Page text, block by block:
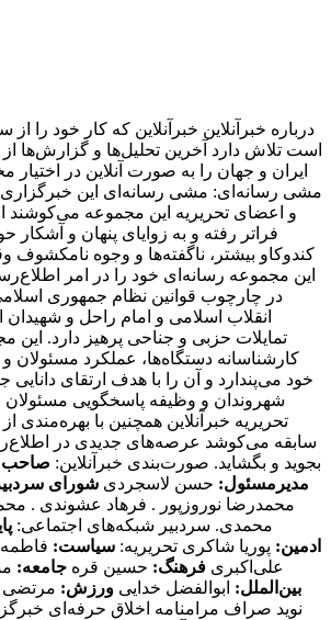
است تلاش دارد آخرین تحلیل‌ها و گزارش‌ها از
ایران و جهان را به صورت آنلاین در اختیار
مشی رسانه‌ای: مشی رسانه‌ای این
و اعضای تحریریه این مجموعه می‌کوشند
فراتر رفته و به زوایای پنهان و
کندوکاو بیشتر، ناگفته‌ها و وجوه نامکشوف
این مجموعه رسانه‌ای خود را در امر
در چارچوب قوانین نظام جمهوری
انقلاب اسلامی و امام راحل و شهیدان
تمایلات حزبی و جناحی پرهیز دارد. این
کارشناسانه دستگاه‌ها، عملکرد مسئولان
خود می‌پندارد و آن را با هدف ارتقای
شهروندان و وظیفه پاسخگویی مسئولان
تحریریه خبرآنلاین همچنین با بهره‌مندی
سابقه می‌کوشد عرصه‌های جدیدی در
بجوید و بگشاید. صورت‌بندی خبرآنلاین: صاحب
مدیرمسئول: حسن لاسجردی شورای
محمدرضا نوروزپور . فرهاد عشوندی .
محمدی. سردبیر شبکه‌های اجتماعی:
ادمین: پوریا شاکری تحریریه: سیاست:
علی‌اکبری فرهنگ: حسین قره جامعه:
بین‌الملل: ابوالفضل خدایی ورزش: مرتضی
نوید صراف مرامنامه اخلاق حرفه‌ای خبرگزاری خبرآنلاین اعضای تحریریه «خبرآنلاین»، اعم از خبرنگاران، نویسندگان، عکاسان، دبیران و سردبیران، مجموعه اصول و معیارهای اخلاقی حرفه‌ای را با توجه به استانداردهای ‌این حرفه، به عنوان اصول اخلاقی خویش تلقی می‌کنند و رعایت آن را به عنوان مبانی مشترک حرفه‌ای وظیفه خود می‌دانند. این مرامنامه مقررات اداری یا مسائل انضباطی خبرآنلاین نیست، بلکه تنها اصول اخلاقی را تبیین می‌کند که روزنامه‌نگاران خبرآنلاین با رعایت آن، استقلال، اعتبار و درستکاری رسانه و مسئولیت‌ها و تحقق وظایف خود را تضمین می‌کنند. علاوه بر این، قانون مطبوعات و سایر قوانین مرتبط با فعالیت‌های رسانه‌ای نصب العین خبرآنلاین است. ۱. وظیفه آگاهی‌بخشی در راس وظایف حرفه روزنامه‌نگاری قرار گرفته است. انصاف و بی‌غرضی روزنامه‌نگار، خودداری وی از تبلیغ سیاسی و بازرگانی و مقاومت در برابر دیگر کانون‌های فشار، اصل خدشه‌ناپذیر روزنامه‌نگاران فعال در خبرآنلاین است. ۲. «خبرآنلاین» خود را متعهد می‌داند که با رعایت مفاد مرامنامه اخلاقی کلیه آحاد جامعه را مخاطب خود بداند و همواره در چارچوب قانون اساسی به اصول دینی و معتقدات مذهبی و آداب و سنن گروه‌های مختلف قومی و فرهنگی، احترام بگذارد. ۳. روزنامه‌نگاران خبرآنلاین در انجام وظایف حرفه‌ای خویش نه تنها در برابر صاحبان و مدیران موسسه بلکه در برابر خوانندگان و منافع و مصالح جامعه مسئولیت دارند.‌ این مسئولیت اجتماعی‌ ایجاب می‌کند اطلاعات کامل و به روز برای عموم با حفظ آزادی اطلاعات به منظور احقاق حق دسترسی به اطلاعات ارائه شود. ۴. وظیفه کسانی که وقایع مربوط به هر موضوع را شرح می‌دهند یا تفسیر می‌کنند این است که دانش لازم را درباره آن موضوع به نحوی که گزارش‌دهی و تفسیر به صورت دقیق و منصفانه امکان‌پذیر باشد کسب کنند. ۵. رسالت اجتماعی حرفه روزنامه‌نگاری‌ ایجاب می‌کند که روزنامه‌نگار همیشه در خدمت کشف و بیان حقیقت باشد. به موجب ‌این اصل، «خبرآنلاین» خود را متعهد می‌داند تا حد ممکن آنچه را که به راستی روی داده است و در آن شائبه دروغ راه ندارد، منعکس کند. ۶. روزنامه‌نگاران «خبرانلاین» خود را موظف می‌دانند در صورت ارتکاب به اشتباه، هرچه سریع‌تر آن را اصلاح کنند. اگر چه کار روزنامه‌نگاری با سرعت عمل همراه است،‌ این الزام نباید مانع کوشش و جست‌وجو برای پی‌بردن به صحت و سقم اطلاعات شود. همچنین بروز هر اشتباهی را به سرعت اطلاع می‌دهند و آن را در روزنامه تصحیح می‌کنند. ۷. خبرنگاران و نویسندگان «خبرآنلاین» بدون دخالت در ماجرا یا پیش‌فرض‌های خود، خبر و گزارش را تهیه و تنظیم می‌کنند. در عین حال «بی‌طرفی» به معنی بی‌نظر بودن «خبرآنلاین» و نویسندگان آن در قبال رویدادها نیست و روزنامه‌نگاران نظرات خود را در مقالاتی که تفسیر و تحلیلشان از مسائل است، بیان می‌کنند. ۸. روزنامه‌نگاران فعال در «خبرآنلاین» در انتشار مصاحبه‌های اختصاصی به حقوق مصاحبه‌شونده خود احترام می‌گذارند و متن تنظیمی مصاحبه را با رعایت حداکثر امانت‌داری منتشر می‌کنند. ضمنا در صورت درخواست مصاحبه‌شونده، ‌متن نهایی را به نظر او می‌رسانند و اصلاحات مورد نظر را اعمال و حتی در صورت انصراف وی از انتشار مصاحبه خودداری می‌کنند. ۹. به منظور رعایت حقوق مادی و معنوی خالقان و صاحبان آثار، خبرنگاران و نویسندگان «خبرآنلاین» حاصل کار دیگران را بدون ذکر منبع و در صورت لزوم کسب اجازه، باز انتشار نمی‌کنند. امضای یک روزنامه‌نگار تنها پای مطلبی قرار می‌گیرد که حاصل کار خود اوست. هرگونه سرقت ادبی، مخدوش ساختن متن‌ها، تصاویر، اسناد و نیز حذف اطلاعات اساسی مربوط به رویدادها نزد روزنامه‌نگاران «خبرآنلاین» مذموم و مطرود است. ۱۰. حریم خصوصی افراد محترم است و نباید بدون اجازه به آن وارد شد. روزنامه‌نگاران و نویسندگان «خبرآنلاین» با توجه خاص به حیثیت شخصی و زندگی خصوصی افراد، از تمامی مواردی که ممکن است با انتشار مطلب یا خبر آن به حیثیت افراد لطمه وارد آورد، اکیدا پرهیز می‌کنند. ۱۱. روزنامه‌نگاران و نویسندگان «خبرآنلاین» ادبیات پالوده و قلم متین را از مهم‌ترین ویژگی‌های خود می‌دانند و از لحن گزنده یا کلمات توهین‌آمیز علیه هیچ شخص یا نهادی، چه در خبر یا گزارش و چه در نظر، استفاده نمی‌کنند. ۱۲. روزنامه‌نگاران «خبرآنلاین» به طور مخفیانه از دوربین، میکروفن و یا دستگاه‌های ضبط صوت استفاده نخواهند کرد، مگر در زمانی که حق قانونی روزنامه‌نگار است، اما آشکارسازی لوازم فوق برای او مخاطره‌آمیز باشد. ۱۳. روزنامه‌نگاران «خبرآنلاین» برای کسب خبر، صریحا خود را روزنامه‌نگار معرفی می‌کنند و هرگز همچون کارآگاه یا جاسوس عمل نمی‌کنند. آنان همچنین از تحت فشار قرار دادن افراد برای کسب خبر پرهیز می‌کنند. ۱۴. روزنامه‌نگاران «خبرآنلاین» ضمن وقوف به آزادی خبر، تفسیر و انتقاد، می‌توانند از افشای منبع اطلاعات به جز صراحتی که قانون مطبوعات دارد (دستور مقام قضایی) خودداری کنند. محرمانه نگاه داشتن هویت منابعی که «خبرانلاین» نمی‌خواهد شناخته شوند، نافی ‌این اصل نیست که منابع خبری، جز در موارد استثنایی، باید به روشن‌ترین وجه معرفی شوند. از سوی دیگر ممکن است ناشناس ماندن اظهارکننده یک مطلب برای او فرصتی غیرمنصفانه فراهم آورد تا علیه دیگران سخن بگوید. در این صورت «خبرآنلاین» از انتشار اظهارات علیه دیگران توسط منبعی که نامش فاش نشود، پرهیز می‌کند. ۱۵. اولین و مهم‌ترین دغدغه روزنامه‌نگاران «خبرآنلاین»، تلاش در جهت ارتقای سطح کیفی وکمی مطالب «خبرآنلاین» است.‌ این بدان معناست که توفیق «خبرآنلاین» در تهیه و انتشار اخبار و گزارش‌های دست اول نتیجه تلاش‌های بی‌وقفه روزنامه‌نگاران آن است. ۱۶. روزنامه‌نگاران «خبرآنلاین» به حق دسترسی به مطالب، اخبار و گزارش‌های جمع‌آوری شده واقفند و پیش از انتشار مطالب تهیه شده مبادرت به فروش، واگذاری و افشای بخشی یا تمام آن مطلب به افراد خارج از خبرآنلاین علی‌الخصوص رسانه های رقیب، دوستان و وابستگان نزدیک خود نخواهند کرد. آنان با آگاهی کامل از خط‌مشی و سیاست‌های کلی روزنامه، متعهدانه و وفادارانه در جهت پیشبرد ‌این اهداف گام برمی‌دارند. ۱۷. روزنامه‌نگاران «خبرآنلاین» نام و عنوان «خبرآنلاین» را مورد استفاده شخصی قرار نمی‌دهند. آنان کارت‌های خبرنگاری خود را تنها در مواقع کسب خبر و امور مرتبط با حرفه خود یا ورود به سازمان‌های دولتی یا خصوصی به کار می‌گیرند. ۱۸. اظهارنظر نسبت به شخصیت‌های مورد توجه مخاطبان از جمله هنرمندان و ورزشکاران در قالب گفت‌وگو و یا نوشته از سوی روزنامه‌نگاران نباید کیفیت محتوا را تا سرحد نشریات زرد پایین آورد. ۱۹. از آنجا که کسب اخبار دست اول و انتشار آن یکی از ویژگی‌های بارز رسانه‌هاست و ‌این فرآیند منجر به جذب مخاطب بیشتر برای یک رسانه می‌شود، روزنامه‌نگاران «خبرآنلاین»، تمامی رسانه‌های خبری دیگر اعم از رسانه‌های چاپی، الکترونیکی، تصویری و صوتی را که در جهت تضاد و یا حتی همسو با رسانه خود هستند رقیب حرفه‌ای می‌انگارند و بر ‌این اساس، همکاری و فعالیت با آنان (در هر سطحی) را بدون مشورت و صلاحدید حوزه سردبیری، مغایر با تعهدات اخلاقی و حرفه‌ای می‌دانند. ۲۰. ارائه هرگونه اطلاعات محرمانه داخلی و اداری خبرآنلاین مغایر با وجدان و مسئولیت اخلاقی و حرفه‌ای روزنامه‌نگاران در قبال مجموعه خبرآنلاین است. ۲۱. داشتن صفحات شخصی در فضای مجازی حق مسلم هر فرد است. روزنامه‌نگاران «خبرآنلاین» نیز ازاین قاعده مستثنی نیستند. مهم نیست که تا چه میزان تلاش می‌کنند مطالبشان متمایز از مطالب موجود در خبرآنلاین باشد؛ بلکه نکته‌ اینجاست که به‌ هر حال مخاطبان، آنها را به عنوان روزنامه‌نگاران «خبرآنلاین» می‌شناسند و دیدگاه‌ها و نظراتشان را مرتبط با خط‌مشی آن تلقی می‌کنند. با علم به‌ این